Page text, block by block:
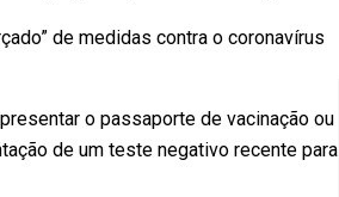
de medidas contra o coronavírus
o passaporte de vacinação ou
de um teste negativo recente para